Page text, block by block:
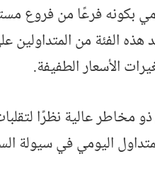
بكونه فرعًا من فروع
هذه الفئة من
الأسعار الطفيفة.
مخاطر عالية نظرًا
اليومي في سيولة